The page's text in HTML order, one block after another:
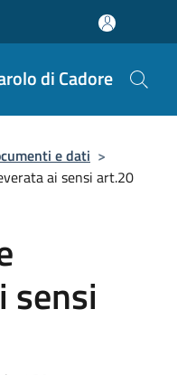
di Cadore
e dati >
ai sensi art.20
sensi